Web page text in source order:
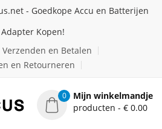
- Goedkope Accu en Batterijen
Kopen!
Verzenden en Betalen
en Retourneren
0
Mijn winkelmandje
producten - € 0.00